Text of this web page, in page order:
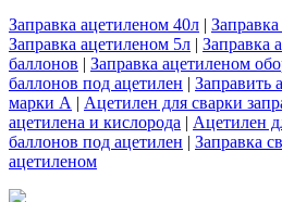
Заправка ацетиленом 40л |
Заправка ацетиленом 5л | Заправка
баллонов | Заправка ацетиленом
баллонов под ацетилен | Заправить
марки А | Ацетилен для сварки
ацетилена и кислорода | Ацетилен
баллонов под ацетилен | Заправка
ацетиленом